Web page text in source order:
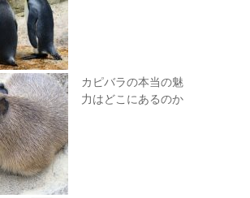
カピバラの本当の魅
力はどこにあるのか